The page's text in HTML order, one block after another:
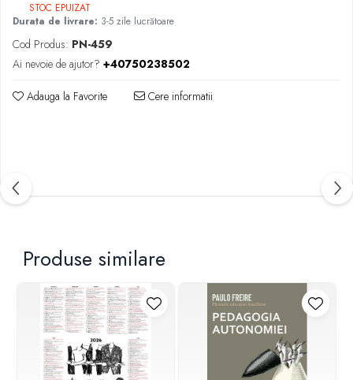
STOC EPUIZAT
Durata de livrare: 3-5 zile lucrătoare
Cod Produs: PN-459
Ai nevoie de ajutor? +40750238502
Adauga la Favorite Cere informatii
Produse similare